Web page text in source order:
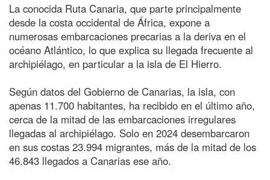
La conocida Ruta Canaria, que parte principalmente
desde la costa occidental de África, expone a
numerosas embarcaciones precarias a la deriva en el
océano Atlántico, lo que explica su llegada frecuente al
archipiélago, en particular a la isla de El Hierro.
Según datos del Gobierno de Canarias, la isla, con
apenas 11.700 habitantes, ha recibido en el último año,
cerca de la mitad de las embarcaciones irregulares
llegadas al archipiélago. Solo en 2024 desembarcaron
en sus costas 23.994 migrantes, más de la mitad de los
46.843 llegados a Canarias ese año.